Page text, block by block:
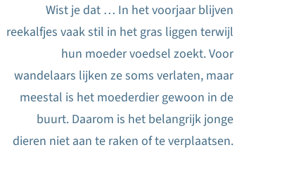
Wist je dat … In het voorjaar blijven
reekalfjes vaak stil in het gras liggen terwijl
hun moeder voedsel zoekt. Voor
wandelaars lijken ze soms verlaten, maar
meestal is het moederdier gewoon in de
buurt. Daarom is het belangrijk jonge
dieren niet aan te raken of te verplaatsen.